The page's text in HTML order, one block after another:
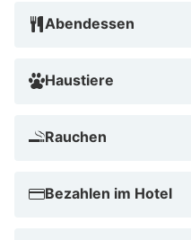
Abendessen
Haustiere
Rauchen
Bezahlen im Hotel